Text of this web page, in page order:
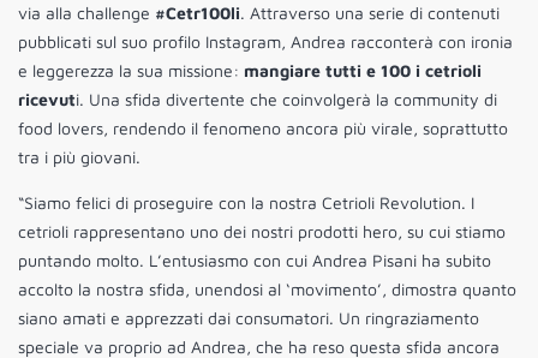
via alla challenge #Cetr100li. Attraverso una serie di contenuti
pubblicati sul suo profilo Instagram, Andrea racconterà con ironia
e leggerezza la sua missione: mangiare tutti e 100 i cetrioli
ricevuti. Una sfida divertente che coinvolgerà la community di
food lovers, rendendo il fenomeno ancora più virale, soprattutto
tra i più giovani.
“Siamo felici di proseguire con la nostra Cetrioli Revolution. I
cetrioli rappresentano uno dei nostri prodotti hero, su cui stiamo
puntando molto. L’entusiasmo con cui Andrea Pisani ha subito
accolto la nostra sfida, unendosi al ‘movimento’, dimostra quanto
siano amati e apprezzati dai consumatori. Un ringraziamento
speciale va proprio ad Andrea, che ha reso questa sfida ancora